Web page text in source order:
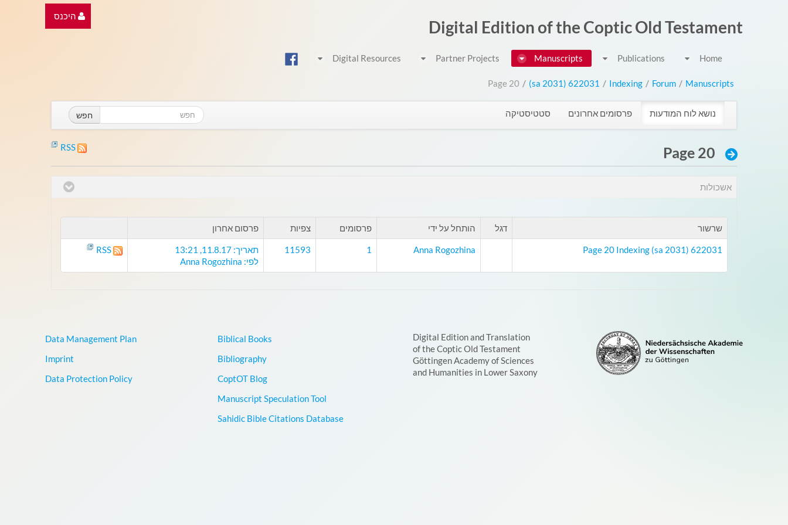
היכנס
Digital Edition of the Coptic Old Testament
Home
Publications
Manuscripts
Partner Projects
Digital Resources
Manuscripts
/
Forum
/
Indexing
/
622031 (sa 2031)
/
Page 20
נושא לוח המודעות פרסומים אחרונים סטטיסטיקה חפש
RSS Page 20
אשכולות
שרשור דגל הותחל על ידי פרסומים צפיות פרסום אחרון
622031 (sa 2031) Page 20 Indexing
Anna Rogozhina
1
11593
תאריך: 11.8.17, 13:21
לפי: Anna Rogozhina
RSS
Digital Edition and Translation
of the Coptic Old Testament
Göttingen Academy of Sciences
and Humanities in Lower Saxony
Biblical Books
Bibliography
CoptOT Blog
Manuscript Speculation Tool
Sahidic Bible Citations Database
Data Management Plan
Imprint
Data Protection Policy